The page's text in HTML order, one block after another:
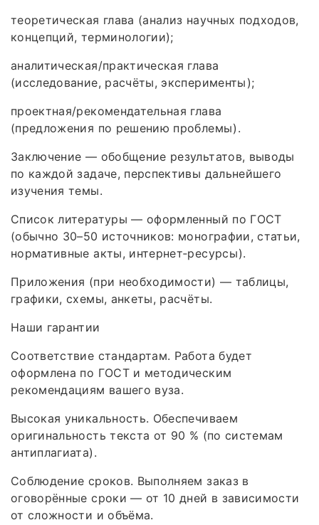
теоретическая глава (анализ научных подходов,
концепций, терминологии);
аналитическая/практическая глава
(исследование, расчёты, эксперименты);
проектная/рекомендательная глава
(предложения по решению проблемы).
Заключение — обобщение результатов, выводы
по каждой задаче, перспективы дальнейшего
изучения темы.
Список литературы — оформленный по ГОСТ
(обычно 30–50 источников: монографии, статьи,
нормативные акты, интернет‑ресурсы).
Приложения (при необходимости) — таблицы,
графики, схемы, анкеты, расчёты.
Наши гарантии
Соответствие стандартам. Работа будет
оформлена по ГОСТ и методическим
рекомендациям вашего вуза.
Высокая уникальность. Обеспечиваем
оригинальность текста от 90 % (по системам
антиплагиата).
Соблюдение сроков. Выполняем заказ в
оговорённые сроки — от 10 дней в зависимости
от сложности и объёма.